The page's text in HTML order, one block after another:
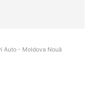
Auto - Moldova Nouă